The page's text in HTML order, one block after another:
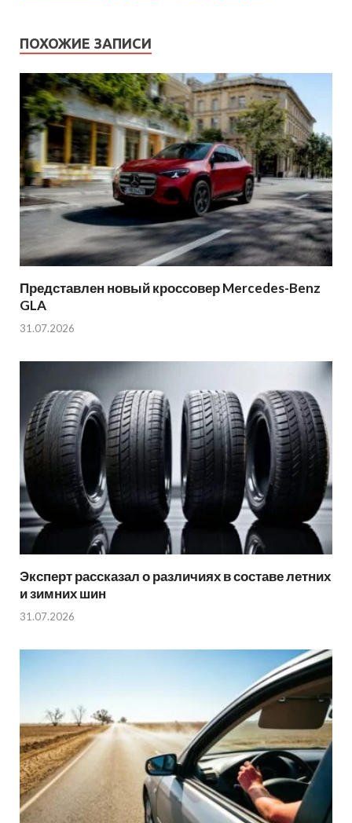
ПОХОЖИЕ ЗАПИСИ
Представлен новый кроссовер Mercedes-Benz
GLA
31.07.2026
Эксперт рассказал о различиях в составе летних
и зимних шин
31.07.2026